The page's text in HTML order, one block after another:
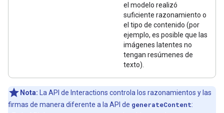
el modelo realizó
suficiente razonamiento o
el tipo de contenido (por
ejemplo, es posible que las
imágenes latentes no
tengan resúmenes de
texto).
Nota: La API de Interactions controla los razonamientos y las
firmas de manera diferente a la API de generateContent: